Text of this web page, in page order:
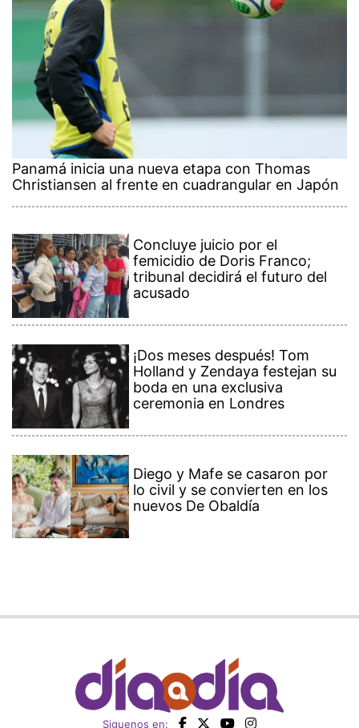
Panamá inicia una nueva etapa con Thomas
Christiansen al frente en cuadrangular en Japón
Concluye juicio por el
femicidio de Doris Franco;
tribunal decidirá el futuro del
acusado
¡Dos meses después! Tom
Holland y Zendaya festejan su
boda en una exclusiva
ceremonia en Londres
Diego y Mafe se casaron por
lo civil y se convierten en los
nuevos De Obaldía
Siguenos en: